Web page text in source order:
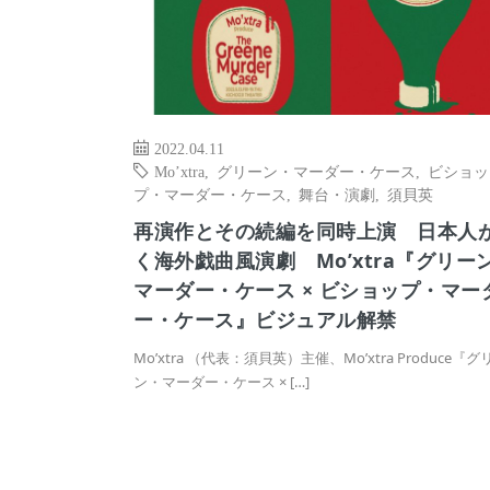
2022.04.11
Mo’xtra
グリーン・マーダー・ケース
ビショッ
プ・マーダー・ケース
舞台・演劇 須貝英
再演作とその続編を同時上演 日本人
く海外戯曲風演劇 Mo’xtra『グリー
マーダー・ケース × ビショップ・マー
ー・ケース』ビジュアル解禁
Mo’xtra （代表：須貝英）主催、Mo’xtra Produce『グ
ン・マーダー・ケース × […]